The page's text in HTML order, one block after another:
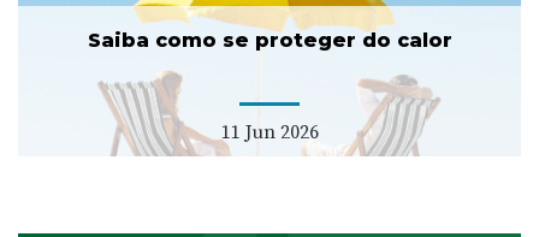
Saiba como se proteger do calor
11 Jun 2026